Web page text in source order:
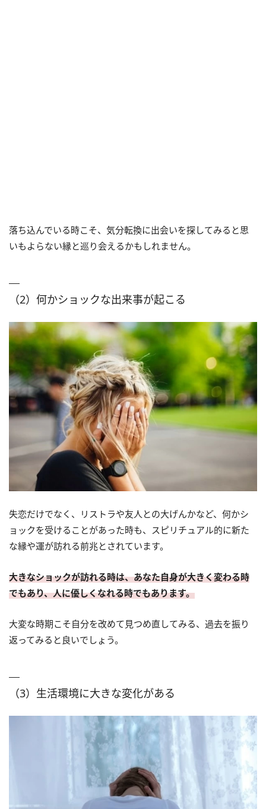
落ち込んでいる時こそ、気分転換に出会いを探してみると思
いもよらない縁と巡り会えるかもしれません。
（2）何かショックな出来事が起こる
失恋だけでなく、リストラや友人との大げんかなど、何かシ
ョックを受けることがあった時も、スピリチュアル的に新た
な縁や運が訪れる前兆とされています。
大きなショックが訪れる時は、あなた自身が大きく変わる時
でもあり、人に優しくなれる時でもあります。
大変な時期こそ自分を改めて見つめ直してみる、過去を振り
返ってみると良いでしょう。
（3）生活環境に大きな変化がある